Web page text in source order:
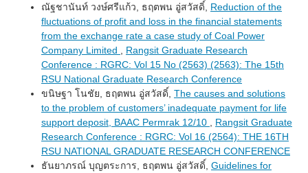
ณัฐชานันท์ วงษ์ศรีแก้ว, ธฤตพน อู่สวัสดิ์, Reduction of the
fluctuations of profit and loss in the financial statements
from the exchange rate a case study of Coal Power
Company Limited
Rangsit Graduate Research
Conference : RGRC: Vol 15 No (2563) (2563): The 15th
RSU National Graduate Research Conference
ขนิษฐา โนชัย, ธฤตพน อู่สวัสดิ์, The causes and solutions
to the problem of customers’ inadequate payment for life
support deposit, BAAC Permrak 12/10
Rangsit Graduate
Research Conference : RGRC: Vol 16 (2564): THE 16TH
RSU NATIONAL GRADUATE RESEARCH CONFERENCE
ธันยาภรณ์ บุญตระการ, ธฤตพน อู่สวัสดิ์, Guidelines for